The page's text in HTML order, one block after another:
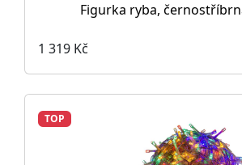
Figurka ryba,
1 319 Kč
TOP